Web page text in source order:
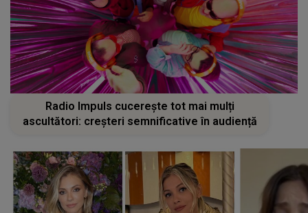
Radio Impuls cucerește tot mai mulți
ascultători: creșteri semnificative în audiență